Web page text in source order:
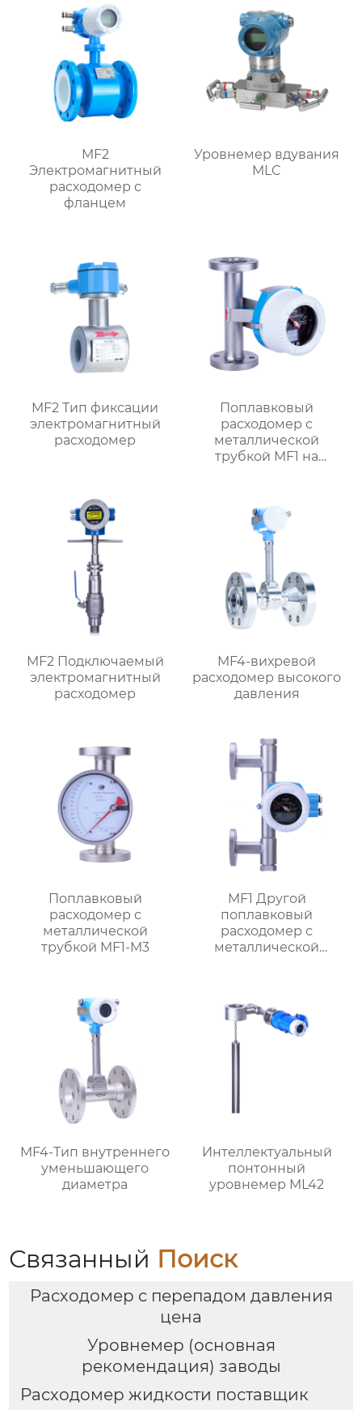
MF2
Электромагнитный
расходомер с
фланцем
Уровнемер вдувания
MLC
MF2 Тип фиксации
электромагнитный
расходомер
Поплавковый
расходомер с
металлической
трубкой MF1 на
MF2 Подключаемый
электромагнитный
расходомер
MF4-вихревой
расходомер высокого
давления
Поплавковый
расходомер с
металлической
трубкой MF1-M3
MF1 Другой
поплавковый
расходомер с
металлической
MF4-Тип внутреннего
уменьшающего
диаметра
Интеллектуальный
понтонный
уровнемер ML42
Связанный Поиск
Расходомер с перепадом давления
цена
Уровнемер (основная
рекомендация) заводы
Расходомер жидкости поставщик